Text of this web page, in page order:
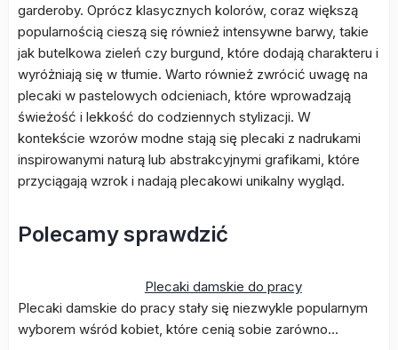
garderoby. Oprócz klasycznych kolorów, coraz większą
popularnością cieszą się również intensywne barwy, takie
jak butelkowa zieleń czy burgund, które dodają charakteru i
wyróżniają się w tłumie. Warto również zwrócić uwagę na
plecaki w pastelowych odcieniach, które wprowadzają
świeżość i lekkość do codziennych stylizacji. W
kontekście wzorów modne stają się plecaki z nadrukami
inspirowanymi naturą lub abstrakcyjnymi grafikami, które
przyciągają wzrok i nadają plecakowi unikalny wygląd.
Polecamy sprawdzić
Plecaki damskie do pracy
Plecaki damskie do pracy stały się niezwykle popularnym
wyborem wśród kobiet, które cenią sobie zarówno…